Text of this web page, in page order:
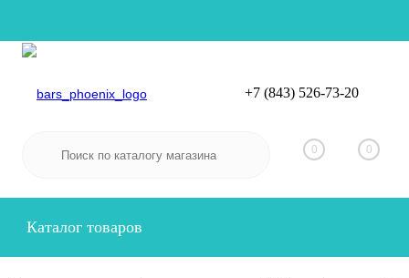
Вход
+7 (843) 526-73-20
0 0
Каталог товаров